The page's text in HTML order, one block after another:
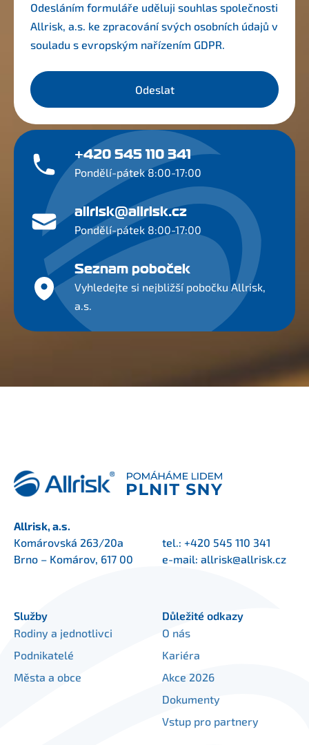
Odesláním formuláře uděluji souhlas společnosti
Allrisk, a.s. ke zpracování svých osobních údajů v
souladu s evropským nařízením GDPR.
Odeslat
+420 545 110 341
Pondělí-pátek 8:00-17:00
allrisk@allrisk.cz
Pondělí-pátek 8:00-17:00
Seznam poboček
Vyhledejte si nejbližší pobočku Allrisk,
a.s.
Allrisk, a.s.
Komárovská 263/20a
Brno – Komárov, 617 00
tel.: +420 545 110 341
e-mail: allrisk@allrisk.cz
Služby
Rodiny a jednotlivci
Podnikatelé
Města a obce
Důležité odkazy
O nás
Kariéra
Akce 2026
Dokumenty
Vstup pro partnery